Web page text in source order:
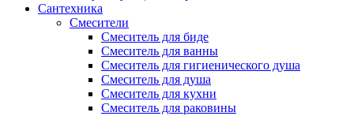
Сантехника
Смесители
Смеситель для биде
Смеситель для ванны
Смеситель для гигиенического душа
Смеситель для душа
Смеситель для кухни
Смеситель для раковины